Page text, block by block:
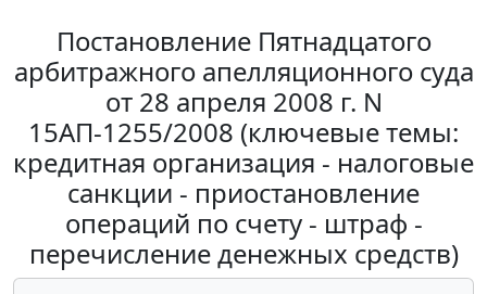
Постановление Пятнадцатого
арбитражного апелляционного суда
от 28 апреля 2008 г. N
15АП-1255/2008 (ключевые темы:
кредитная организация - налоговые
санкции - приостановление
операций по счету - штраф -
перечисление денежных средств)